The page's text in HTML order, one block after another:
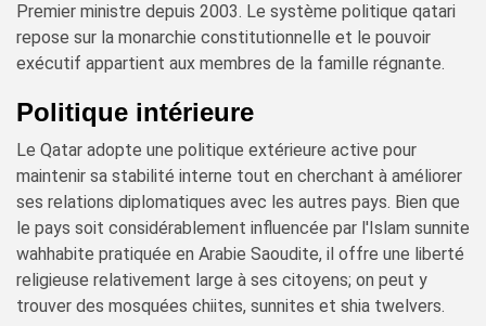
Premier ministre depuis 2003. Le système politique qatari
repose sur la monarchie constitutionnelle et le pouvoir
exécutif appartient aux membres de la famille régnante.
Politique intérieure
Le Qatar adopte une politique extérieure active pour
maintenir sa stabilité interne tout en cherchant à améliorer
ses relations diplomatiques avec les autres pays. Bien que
le pays soit considérablement influencée par l'Islam sunnite
wahhabite pratiquée en Arabie Saoudite, il offre une liberté
religieuse relativement large à ses citoyens; on peut y
trouver des mosquées chiites, sunnites et shia twelvers.